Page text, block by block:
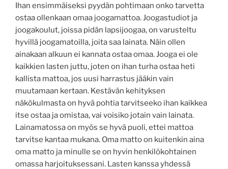
Ihan ensimmäiseksi pyydän pohtimaan onko tarvetta
ostaa ollenkaan omaa joogamattoa. Joogastudiot ja
joogakoulut, joissa pidän lapsijoogaa, on varusteltu
hyvillä joogamatoilla, joita saa lainata. Näin ollen
ainakaan alkuun ei kannata ostaa omaa. Jooga ei ole
kaikkien lasten juttu, joten on ihan turha ostaa heti
kallista mattoa, jos uusi harrastus jääkin vain
muutamaan kertaan. Kestävän kehityksen
näkökulmasta on hyvä pohtia tarvitseeko ihan kaikkea
itse ostaa ja omistaa, vai voisiko jotain vain lainata.
Lainamatossa on myös se hyvä puoli, ettei mattoa
tarvitse kantaa mukana. Oma matto on kuitenkin aina
oma matto ja minulle se on hyvin henkilökohtainen
omassa harjoituksessani. Lasten kanssa yhdessä